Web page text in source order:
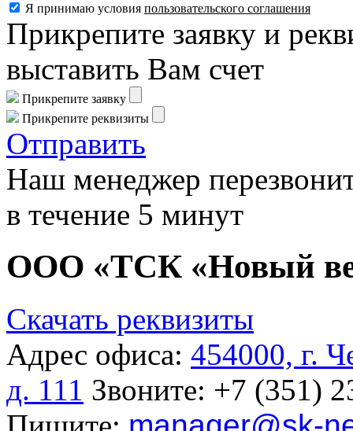
Я принимаю условия пользовательского соглашения
Прикрепите заявку и
выставить Вам счет
Прикрепите заявку
Прикрепите реквизиты
Отправить
Наш менеджер
в течение 5 минут
ООО «ТСК «Новый
Скачать реквизиты
Адрес офиса: 454000, г.
д. 111 Звоните: +7 (351)